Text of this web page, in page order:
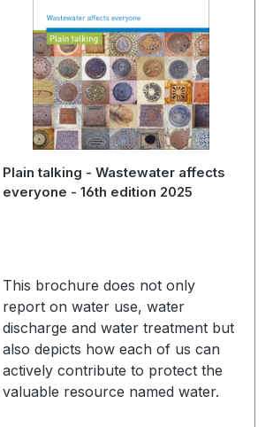
Plain talking - Wastewater affects
everyone - 16th edition 2025
This brochure does not only
report on water use, water
discharge and water treatment but
also depicts how each of us can
actively contribute to protect the
valuable resource named water.